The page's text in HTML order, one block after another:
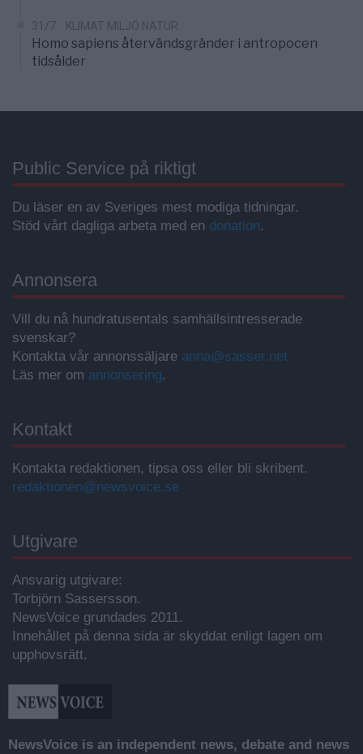
31/7 KLIMAT MILJÖ NATUR
Homo sapiens återvändsgränder i antropocen
tidsålder
Public Service på riktigt
Du läser en av Sveriges mest modiga tidningar.
Stöd vårt dagliga arbeta med en donation.
Annonsera
Vill du nå hundratusentals samhällsintresserade
svenskar?
Kontakta vår annonssäljare anna@sasser.net
Läs mer om annonsering.
Kontakt
Kontakta redaktionen, tipsa oss eller bli skribent.
redaktionen@newsvoice.se
Utgivare
Ansvarig utgivare:
Torbjörn Sassersson.
NewsVoice grundades 2011.
Innehållet på denna sida är skyddat enligt lagen om
upphovsrätt.
NewsVoice is an independent news, debate and news